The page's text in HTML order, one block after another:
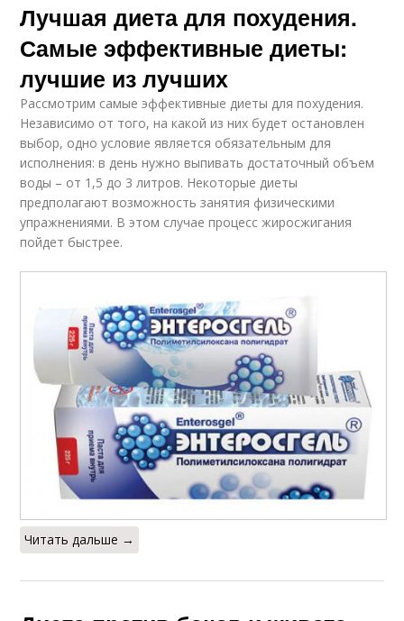
Лучшая диета для похудения.
Самые эффективные диеты:
лучшие из лучших
Рассмотрим самые эффективные диеты для похудения.
Независимо от того, на какой из них будет остановлен
выбор, одно условие является обязательным для
исполнения: в день нужно выпивать достаточный объем
воды – от 1,5 до 3 литров. Некоторые диеты
предполагают возможность занятия физическими
упражнениями. В этом случае процесс жиросжигания
пойдет быстрее.
Читать дальше →